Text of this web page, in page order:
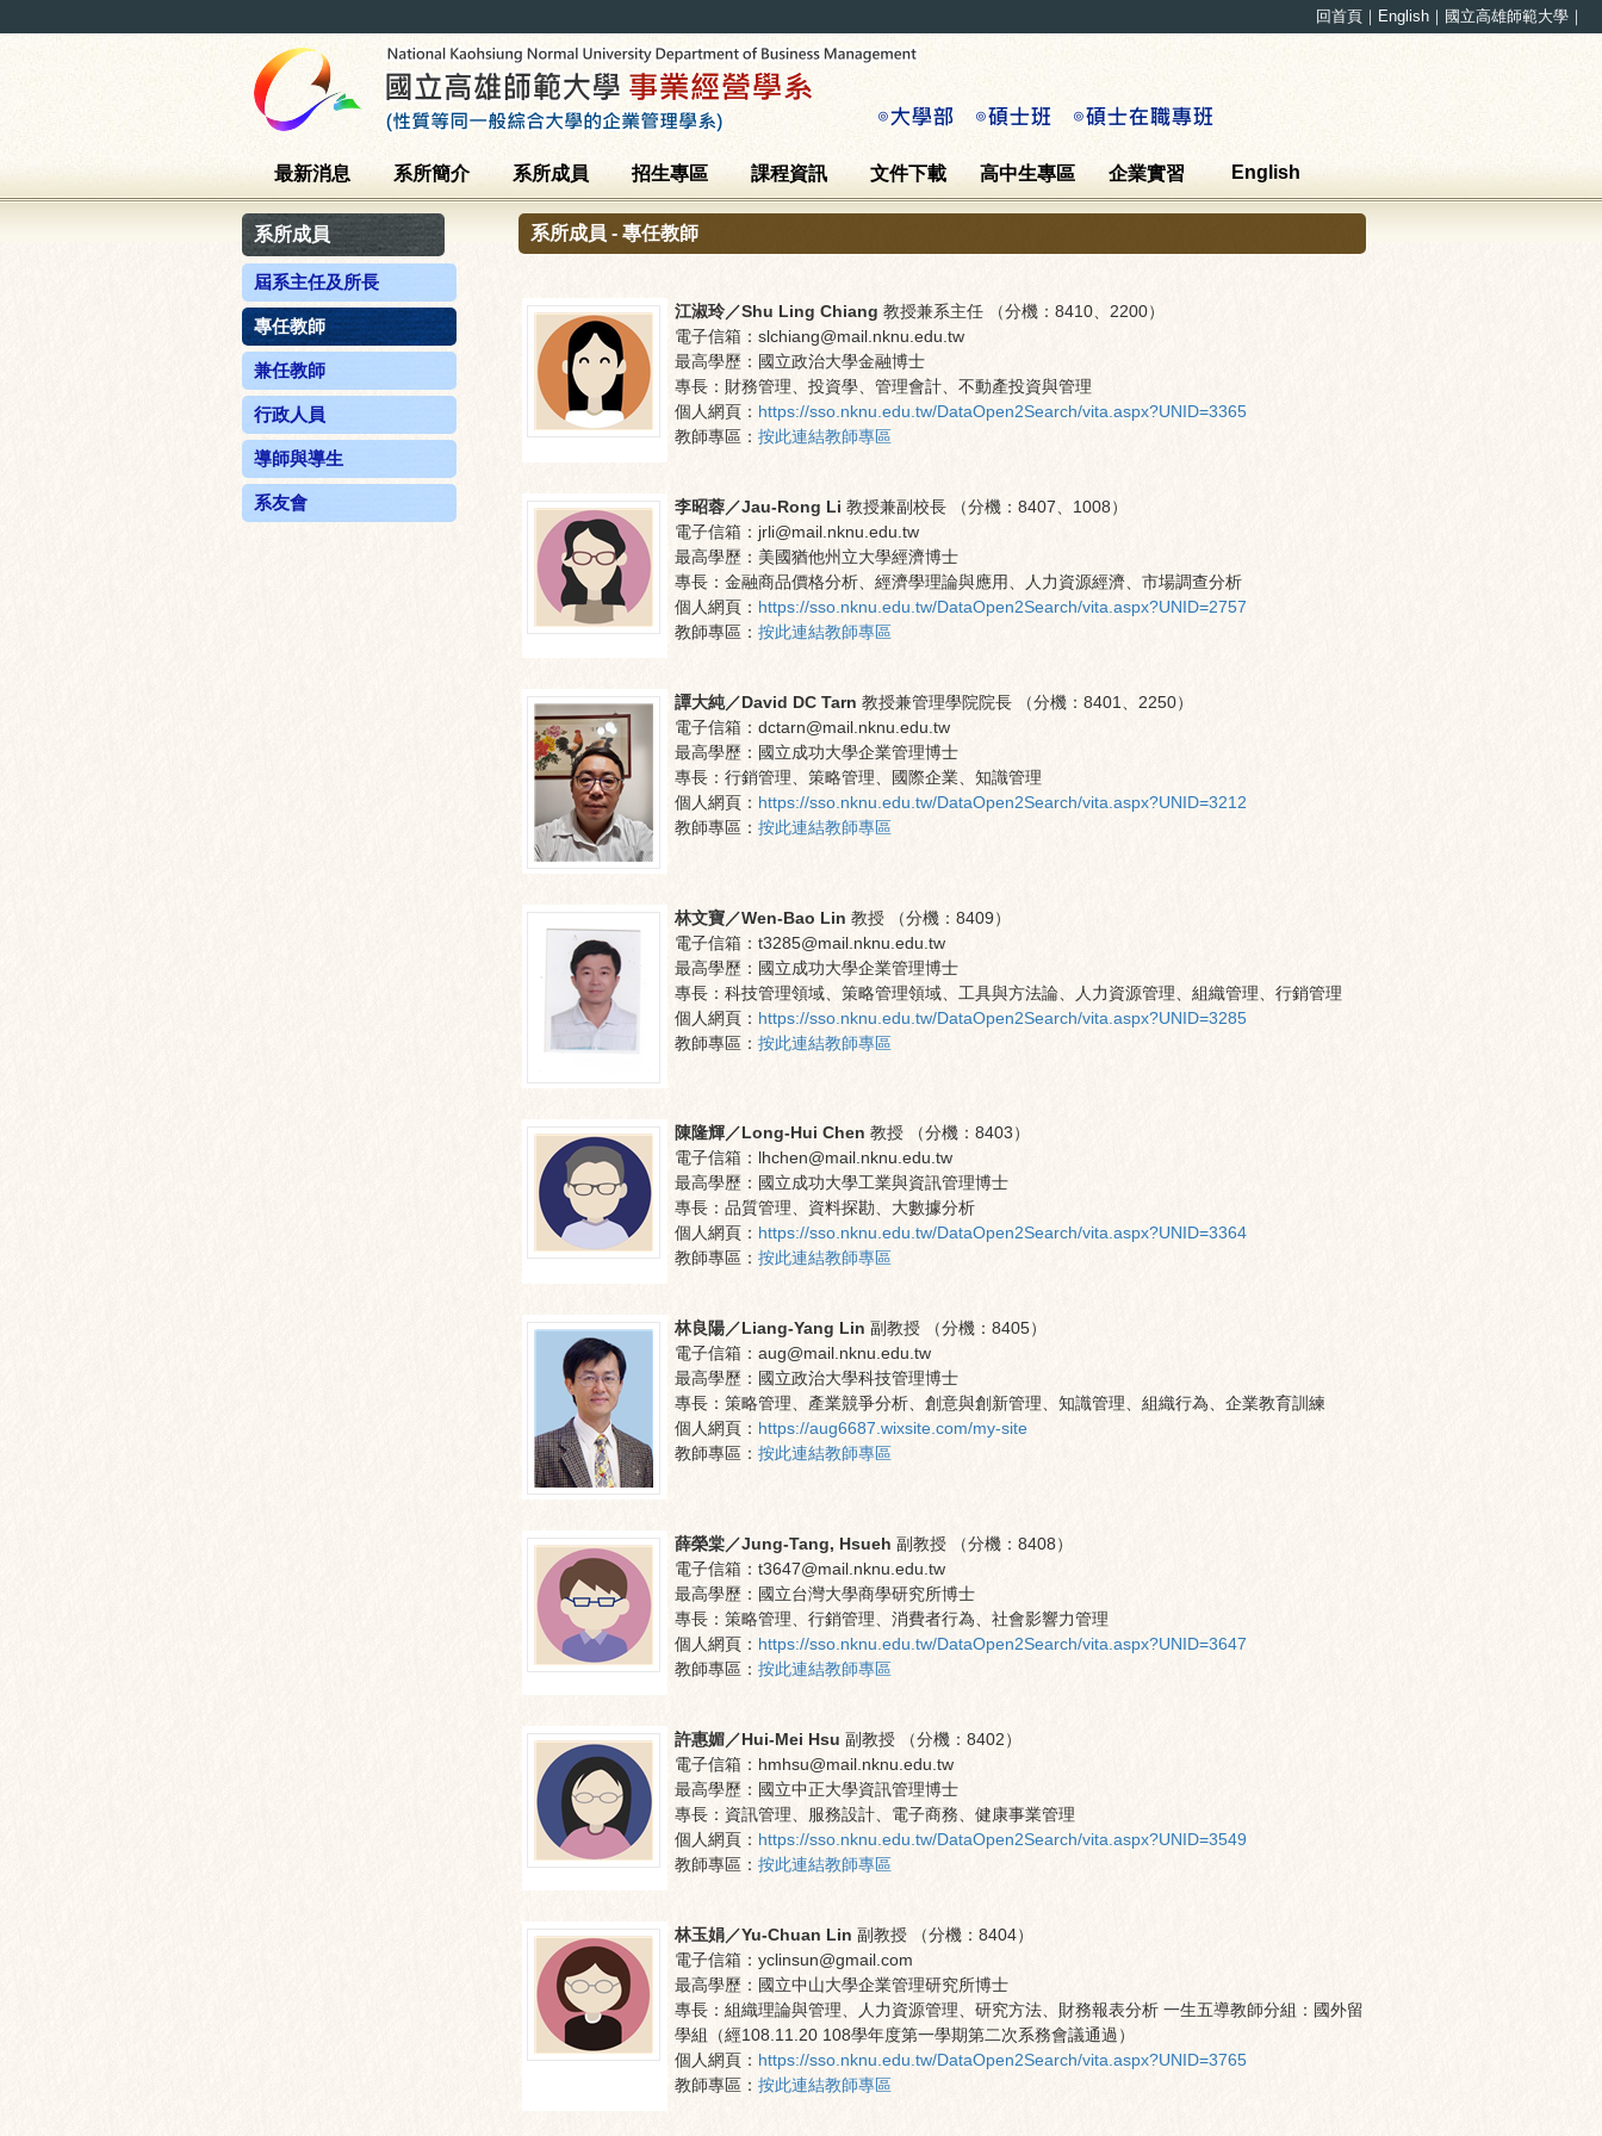
回首頁 ｜ English ｜ 國立高雄師範大學 ｜
最新消息 系所簡介 系所成員 招生專區 課程資訊 文件下載 高中生專區 企業實習 English
系所成員
屆系主任及所長
專任教師
兼任教師
行政人員
導師與導生
系友會
系所成員 - 專任教師
江淑玲／Shu Ling Chiang 教授兼系主任 （分機： 8410、2200）
電子信箱： slchiang@mail.nknu.edu.tw
最高學歷： 國立政治大學金融博士
專長： 財務管理、投資學、管理會計、不動產投資與管理
個人網頁： https://sso.nknu.edu.tw/DataOpen2Search/vita.aspx?UNID=3365
教師專區： 按此連結教師專區
李昭蓉／Jau-Rong Li 教授兼副校長 （分機： 8407、1008）
電子信箱： jrli@mail.nknu.edu.tw
最高學歷： 美國猶他州立大學經濟博士
專長： 金融商品價格分析、經濟學理論與應用、人力資源經濟、市場調查分析
個人網頁： https://sso.nknu.edu.tw/DataOpen2Search/vita.aspx?UNID=2757
教師專區： 按此連結教師專區
譚大純／David DC Tarn 教授兼管理學院院長 （分機： 8401、2250）
電子信箱： dctarn@mail.nknu.edu.tw
最高學歷： 國立成功大學企業管理博士
專長： 行銷管理、策略管理、國際企業、知識管理
個人網頁： https://sso.nknu.edu.tw/DataOpen2Search/vita.aspx?UNID=3212
教師專區： 按此連結教師專區
林文寶／Wen-Bao Lin 教授 （分機： 8409）
電子信箱： t3285@mail.nknu.edu.tw
最高學歷： 國立成功大學企業管理博士
專長： 科技管理領域、策略管理領域、工具與方法論、人力資源管理、組織管理、行銷管理
個人網頁： https://sso.nknu.edu.tw/DataOpen2Search/vita.aspx?UNID=3285
教師專區： 按此連結教師專區
陳隆輝／Long-Hui Chen 教授 （分機： 8403）
電子信箱： lhchen@mail.nknu.edu.tw
最高學歷： 國立成功大學工業與資訊管理博士
專長： 品質管理、資料探勘、大數據分析
個人網頁： https://sso.nknu.edu.tw/DataOpen2Search/vita.aspx?UNID=3364
教師專區： 按此連結教師專區
林良陽／Liang-Yang Lin 副教授 （分機： 8405）
電子信箱： aug@mail.nknu.edu.tw
最高學歷： 國立政治大學科技管理博士
專長： 策略管理、產業競爭分析、創意與創新管理、知識管理、組織行為、企業教育訓練
個人網頁： https://aug6687.wixsite.com/my-site
教師專區： 按此連結教師專區
薛榮棠／Jung-Tang, Hsueh 副教授 （分機： 8408）
電子信箱： t3647@mail.nknu.edu.tw
最高學歷： 國立台灣大學商學研究所博士
專長： 策略管理、行銷管理、消費者行為、社會影響力管理
個人網頁： https://sso.nknu.edu.tw/DataOpen2Search/vita.aspx?UNID=3647
教師專區： 按此連結教師專區
許惠媚／Hui-Mei Hsu 副教授 （分機： 8402）
電子信箱： hmhsu@mail.nknu.edu.tw
最高學歷： 國立中正大學資訊管理博士
專長： 資訊管理、服務設計、電子商務、健康事業管理
個人網頁： https://sso.nknu.edu.tw/DataOpen2Search/vita.aspx?UNID=3549
教師專區： 按此連結教師專區
林玉娟／Yu-Chuan Lin 副教授 （分機： 8404）
電子信箱： yclinsun@gmail.com
最高學歷： 國立中山大學企業管理研究所博士
專長： 組織理論與管理、人力資源管理、研究方法、財務報表分析 一生五導教師分組：國外留
學組（經108.11.20 108學年度第一學期第二次系務會議通過）
個人網頁： https://sso.nknu.edu.tw/DataOpen2Search/vita.aspx?UNID=3765
教師專區： 按此連結教師專區